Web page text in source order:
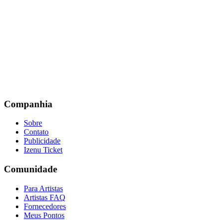
Companhia
Sobre
Contato
Publicidade
Izenu Ticket
Comunidade
Para Artistas
Artistas FAQ
Fornecedores
Meus Pontos